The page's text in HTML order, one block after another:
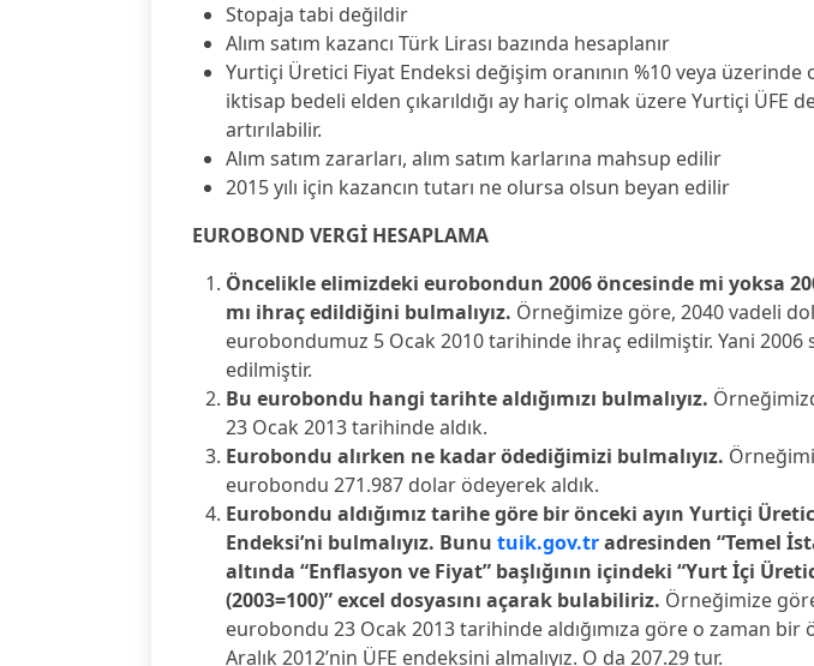
Stopaja tabi değildir
Alım satım kazancı Türk Lirası bazında hesaplanır
Yurtiçi Üretici Fiyat Endeksi değişim oranının %10 veya üzerinde
iktisap bedeli elden çıkarıldığı ay hariç olmak üzere Yurtiçi ÜFE
artırılabilir.
Alım satım zararları, alım satım karlarına mahsup edilir
2015 yılı için kazancın tutarı ne olursa olsun beyan edilir
EUROBOND VERGİ HESAPLAMA
Öncelikle elimizdeki eurobondun 2006 öncesinde mi yoksa
mı ihraç edildiğini bulmalıyız. Örneğimize göre, 2040 vadeli
eurobondumuz 5 Ocak 2010 tarihinde ihraç edilmiştir. Yani 2006
edilmiştir.
Bu eurobondu hangi tarihte aldığımızı bulmalıyız.
23 Ocak 2013 tarihinde aldık.
Eurobondu alırken ne kadar ödediğimizi bulmalıyız.
eurobondu 271.987 dolar ödeyerek aldık.
Eurobondu aldığımız tarihe göre bir önceki ayın Yurtiçi
Endeksi’ni bulmalıyız. Bunu tuik.gov.tradresinden “Temel
altında “Enflasyon ve Fiyat” başlığının içindeki “Yurt İçi
(2003=100)” excel dosyasını açarak bulabiliriz. Örneğimize
eurobondu 23 Ocak 2013 tarihinde aldığımıza göre o zaman bir
Aralık 2012’nin ÜFE endeksini almalıyız. O da 207.29 tur.